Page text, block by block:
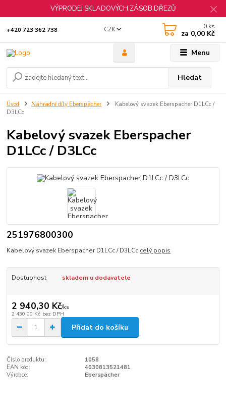
VÝPRODEJ SKLADOVÝCH ZÁSOB DŘEZŮ
Menu
CZK
Hledat
+420 723 362 738 0 ks
za 0,00 Kč
Úvod Náhradní díly Eberspächer
Kabelový svazek Eberspacher D1LCc /
D3LCc
Kabelový svazek Eberspacher
D1LCc / D3LCc
251976800300
Kabelový svazek Eberspacher D1LCc / D3LCc celý popis
Dostupnost skladem u dodavatele
2 940,30 Kč/ks
2 430,00 Kč bez DPH
Přidat do košíku
Číslo produktu:
1058
EAN kód:
4030813521481
Výrobce:
Eberspächer